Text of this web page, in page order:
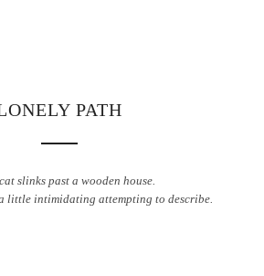
PATH
slinks past a wooden house.
a little intimidating attempting to describe.